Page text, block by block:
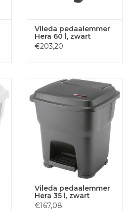
Vileda pedaalemmer
Hera 60 l, zwart
€203,20
Vileda pedaalemmer
Hera 35 l, zwart
€167,08